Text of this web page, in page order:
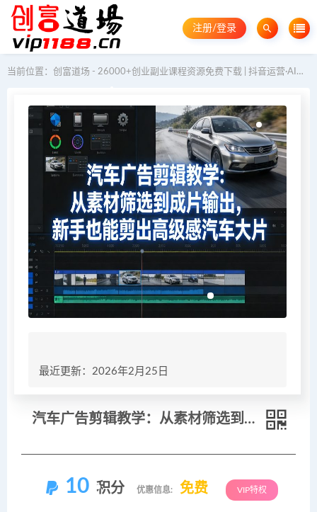
注册/登录
当前位置： 创富道场 - 26000+创业副业课程资源免费下载 | 抖音运营·AI教程·GEO优化
最近更新：2026年2月25日
汽车广告剪辑教学：从素材筛选到成片输出，新手也能剪出高级感汽车大片
10 积分 优惠信息: 免费 VIP特权